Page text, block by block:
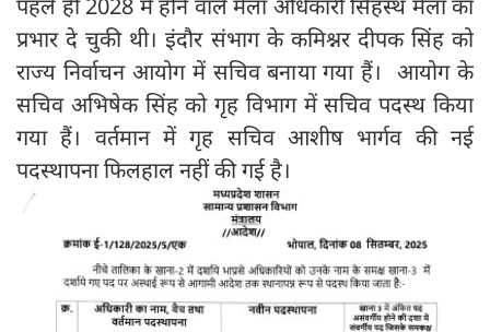
पहले ही 2028 में होने वाले मेला अधिकारी सिंहस्थ मेला का
प्रभार दे चुकी थी। इंदौर संभाग के कमिश्नर दीपक सिंह को
राज्य निर्वाचन आयोग में सचिव बनाया गया हैं। आयोग के
सचिव अभिषेक सिंह को गृह विभाग में सचिव पदस्थ किया
गया हैं। वर्तमान में गृह सचिव आशीष भार्गव की नई
पदस्थापना फिलहाल नहीं की गई है।